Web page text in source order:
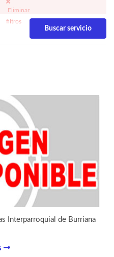
Eliminar
filtros
Interparroquial de Burriana